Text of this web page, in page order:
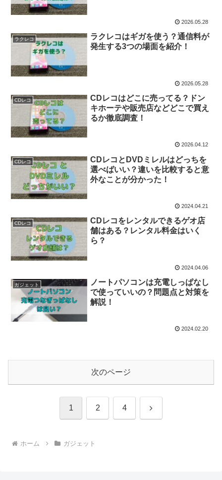
2026.05.28
ラクレコ
ラクレコはギガを使う？通信料が
発生する3つの場面を紹介！
2026.05.28
CDレコ
CDレコはどこに売ってる？ドン
キホーテや販売店などどこで買え
るか徹底調査！
2026.04.12
CDレコ
CDレコとDVDミレルはどっちを
選べばいい？違いを比較すると意
外なことが分かった！
2024.04.21
CDレコ
CDレコをレンタルできるゲオ店
舗はある？レンタル料金はいく
ら？
2024.04.06
ガジェット
ノートパソコンは充電しっぱなし
で使っていいの？問題点と対策を
解説！
2024.02.20
次のページ
1 2 4 次
ホーム ガジェット